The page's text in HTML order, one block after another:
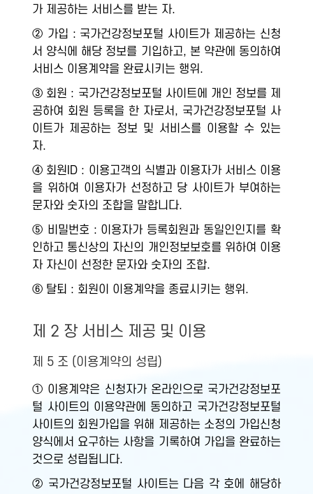
가 제공하는 서비스를 받는 자.
② 가입 : 국가건강정보포털 사이트가 제공하는 신청
서 양식에 해당 정보를 기입하고, 본 약관에 동의하여
서비스 이용계약을 완료시키는 행위.
③ 회원 : 국가건강정보포털 사이트에 개인 정보를 제
공하여 회원 등록을 한 자로서, 국가건강정보포털 사
이트가 제공하는 정보 및 서비스를 이용할 수 있는
자.
④ 회원ID : 이용고객의 식별과 이용자가 서비스 이용
을 위하여 이용자가 선정하고 당 사이트가 부여하는
문자와 숫자의 조합을 말합니다.
⑤ 비밀번호 : 이용자가 등록회원과 동일인인지를 확
인하고 통신상의 자신의 개인정보보호를 위하여 이용
자 자신이 선정한 문자와 숫자의 조합.
⑥ 탈퇴 : 회원이 이용계약을 종료시키는 행위.
제 2 장 서비스 제공 및 이용
제 5 조 (이용계약의 성립)
① 이용계약은 신청자가 온라인으로 국가건강정보포
털 사이트의 이용약관에 동의하고 국가건강정보포털
사이트의 회원가입을 위해 제공하는 소정의 가입신청
양식에서 요구하는 사항을 기록하여 가입을 완료하는
것으로 성립됩니다.
② 국가건강정보포털 사이트는 다음 각 호에 해당하